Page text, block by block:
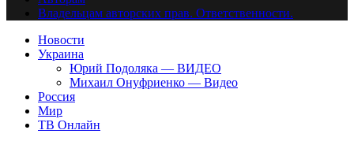
Владельцам авторских прав. Ответственности.
Новости
Украина
Юрий Подоляка — ВИДЕО
Михаил Онуфриенко — Видео
Россия
Мир
ТВ Онлайн